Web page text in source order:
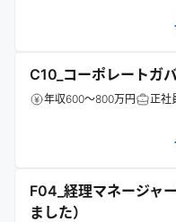
C10_コーポレートガ
年収600～800万円 正社
F04_経理マネージャ
ました）